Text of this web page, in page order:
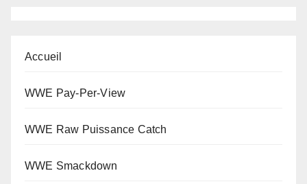
Accueil
WWE Pay-Per-View
WWE Raw Puissance Catch
WWE Smackdown